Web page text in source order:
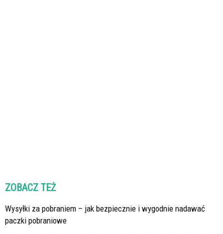
ZOBACZ TEŻ
Wysyłki za pobraniem – jak bezpiecznie i wygodnie nadawać
paczki pobraniowe